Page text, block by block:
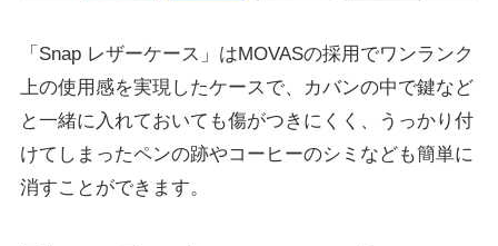
「Snap レザーケース」はMOVASの採用でワンランク
上の使用感を実現したケースで、カバンの中で鍵など
と一緒に入れておいても傷がつきにくく、うっかり付
けてしまったペンの跡やコーヒーのシミなども簡単に
消すことができます。